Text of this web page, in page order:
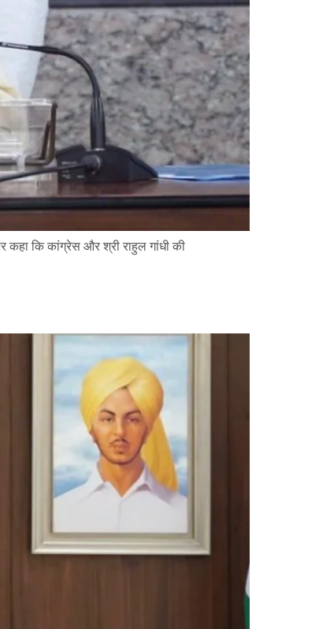
कहा कि कांग्रेस और श्री राहुल गांधी की